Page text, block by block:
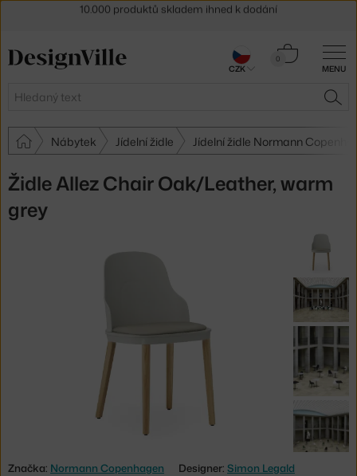
MENU
Hledat
0
Košík
Nábytek Jídelní židle Jídelní židle Normann
Židle Allez Chair Oak/Leather, warm
grey
Značka: Normann Copenhagen Designer: Simon Legald
30 dní na vrácení zboží
CZK